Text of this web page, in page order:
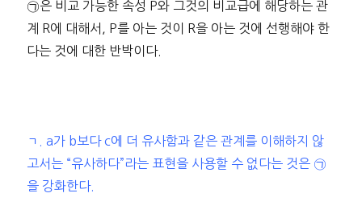
㉠은 비교 가능한 속성 P와 그것의 비교급에 해당하는 관
계 R에 대해서, P를 아는 것이 R을 아는 것에 선행해야 한
다는 것에 대한 반박이다.
ㄱ. a가 b보다 c에 더 유사함과 같은 관계를 이해하지 않
고서는 “유사하다”라는 표현을 사용할 수 없다는 것은 ㉠
을 강화한다.